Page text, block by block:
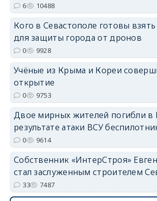
6 10488
Кого в Севастополе готовы
для защиты города от дронов
0 9928
Учёные из Крыма и Кореи
открытие
0 9753
Двое мирных жителей погибли в
результате атаки ВСУ
0 9614
Собственник «ИнтерСтроя»
стал заслуженным строителем
33 7487